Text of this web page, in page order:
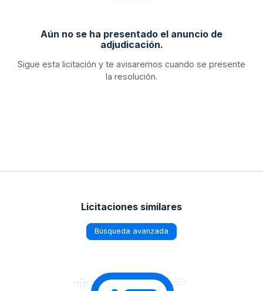
Aún no se ha presentado el anuncio de
adjudicación.
Sigue esta licitación y te avisaremos cuando se presente
la resolución.
Licitaciones similares
Búsqueda avanzada